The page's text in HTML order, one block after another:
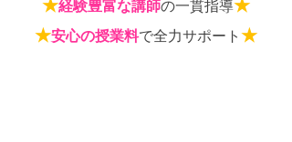
★経験豊富な講師の一貫指導★
★安心の授業料で全力サポート ★